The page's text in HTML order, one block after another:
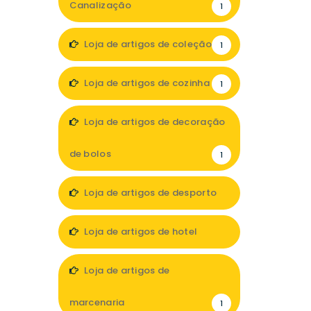
Canalização 1
Loja de artigos de coleção 1
Loja de artigos de cozinha 1
Loja de artigos de decoração
de bolos 1
Loja de artigos de desporto
Loja de artigos de hotel
Loja de artigos de
marcenaria 1